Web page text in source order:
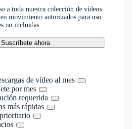
a toda nuestra colección de vídeos
movimiento autorizados para uso
no incluidas.
Suscríbete ahora
de vídeo al mes
por mes
requerida
más rápidas